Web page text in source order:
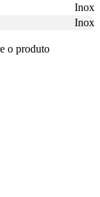
Inox
Inox
o produto